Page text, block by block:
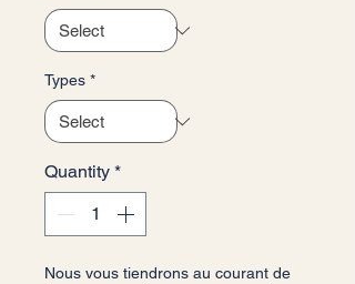
Types *
Quantity *
Nous vous tiendrons au courant de